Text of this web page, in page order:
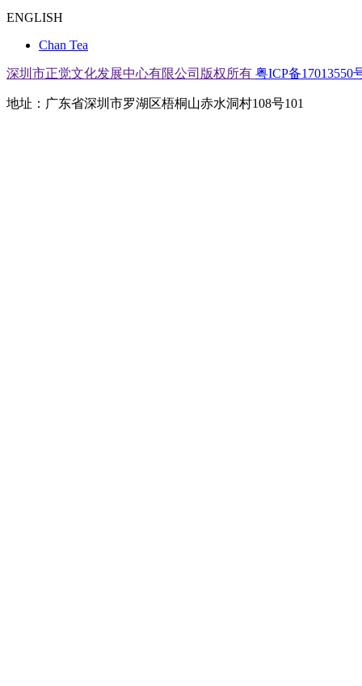
ENGLISH
Chan Tea
深圳市正觉文化发展中心有限公司版权所有 粤ICP备17013550
地址：广东省深圳市罗湖区梧桐山赤水洞村108号101